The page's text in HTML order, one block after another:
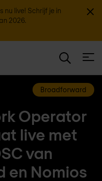
nu live! Schrijf je in
2026.
Broadforward
Operator
live met
van
en Nomios